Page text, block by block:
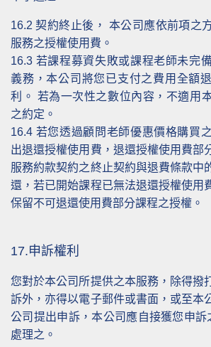
16.2 契約終止後， 本公司應依前項之
服務之授權使用費。
16.3 若課程募資失敗或課程老師未完
義務，本公司將您已支付之費用全額
利。 若為一次性之數位內容，不適用
之約定。
16.4 若您透過顧問老師優惠價格購買
出退還授權使用費，退還授權使用費部
服務約款契約之終止契約與退費條款中
還，若已開始課程已無法退還授權使用
保留不可退還使用費部分課程之授權。
17.申訴權利
您對於本公司所提供之本服務，除得撥
訴外，亦得以電子郵件或書面，或至本
公司提出申訴，本公司應自接獲您申訴
處理之。